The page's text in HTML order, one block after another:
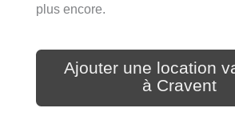
plus encore.
Ajouter une location
à Cravent